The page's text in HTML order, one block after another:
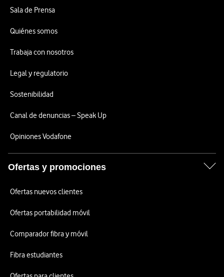
Sala de Prensa
Quiénes somos
Trabaja con nosotros
Legal y regulatorio
Sostenibilidad
Canal de denuncias – Speak Up
Opiniones Vodafone
Ofertas y promociones
Ofertas nuevos clientes
Ofertas portabilidad móvil
Comparador fibra y móvil
Fibra estudiantes